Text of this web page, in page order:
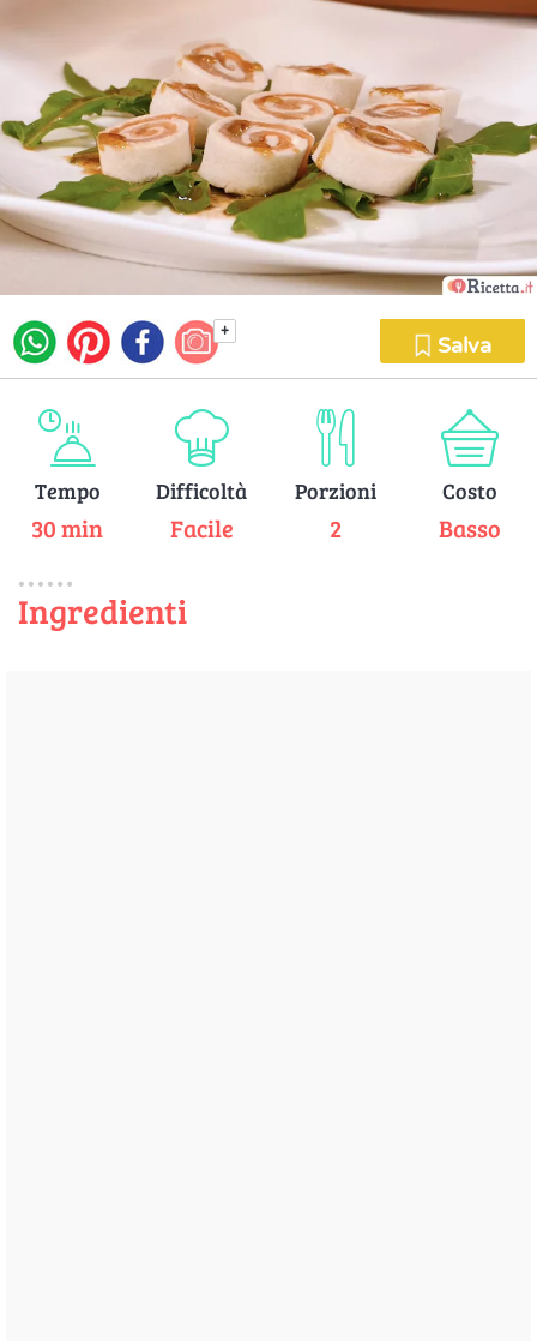
+
Salva
Tempo
30 min
Difficoltà
Facile
Porzioni
2
Costo
Basso
Ingredienti